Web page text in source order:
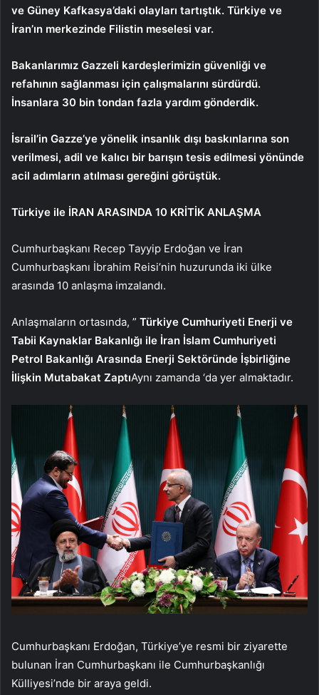
ve Güney Kafkasya’daki olayları tartıştık. Türkiye ve
İran’ın merkezinde Filistin meselesi var.
Bakanlarımız Gazzeli kardeşlerimizin güvenliği ve
refahının sağlanması için çalışmalarını sürdürdü.
İnsanlara 30 bin tondan fazla yardım gönderdik.
İsrail’in Gazze’ye yönelik insanlık dışı baskınlarına son
verilmesi, adil ve kalıcı bir barışın tesis edilmesi yönünde
acil adımların atılması gereğini görüştük.
Türkiye ile İRAN ARASINDA 10 KRİTİK ANLAŞMA
Cumhurbaşkanı Recep Tayyip Erdoğan ve İran
Cumhurbaşkanı İbrahim Reisi’nin huzurunda iki ülke
arasında 10 anlaşma imzalandı.
Anlaşmaların ortasında, ” Türkiye Cumhuriyeti Enerji ve
Tabii Kaynaklar Bakanlığı ile İran İslam Cumhuriyeti
Petrol Bakanlığı Arasında Enerji Sektöründe İşbirliğine
İlişkin Mutabakat ZaptıAynı zamanda ‘da yer almaktadır.
Cumhurbaşkanı Erdoğan, Türkiye’ye resmi bir ziyarette
bulunan İran Cumhurbaşkanı ile Cumhurbaşkanlığı
Külliyesi’nde bir araya geldi.